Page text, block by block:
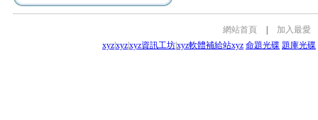
網站首頁
加入最愛
xyzxyzxyz資訊工坊xyz軟體補給站xyz 命題光碟 題庫光碟